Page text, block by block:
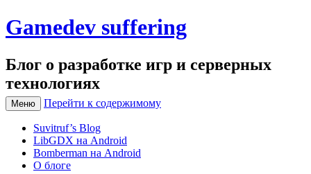
Gamedev suffering
Блог о разработке игр и серверных
технологиях
Меню Перейти к содержимому
Suvitruf’s Blog
LibGDX на Android
Bomberman на Android
О блоге